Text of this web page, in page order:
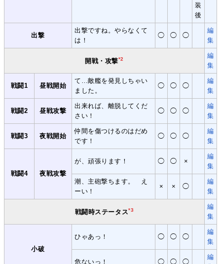
装
後
出撃
出撃ですね。やらなくて
は！
◯ ◯ ◯
編
集
開戦・攻撃*2
編
集
戦闘1 昼戦開始
て…敵艦を発見しちゃい
ました。
◯ ◯ ◯
編
集
戦闘2 昼戦攻撃
出来れば、離脱してくだ
さい！
◯ ◯ ◯
編
集
戦闘3 夜戦開始
仲間を傷つけるのはだめ
です！
◯ ◯ ◯
編
集
戦闘4 夜戦攻撃
が、頑張ります！ ◯ ◯ ×
編
集
潮、主砲撃ちます。 え
ーい！
× × ◯
編
集
戦闘時ステータス*3
編
集
小破
ひゃあっ！ ◯ ◯ ◯
編
集
危ないっ！ ◯ ◯ ◯
編